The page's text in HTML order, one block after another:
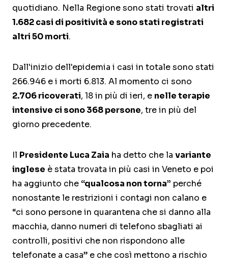
quotidiano. Nella Regione sono stati trovati altri
1.682 casi di positività e sono stati registrati
altri 50 morti.
Dall'inizio dell'epidemia i casi in totale sono stati
266.946 e i morti 6.813. Al momento ci sono
2.706 ricoverati, 18 in più di ieri, e nelle terapie
intensive ci sono 368 persone, tre in più del
giorno precedente.
Il Presidente Luca Zaia ha detto che la variante
inglese è stata trovata in più casi in Veneto e poi
ha aggiunto che“qualcosa non torna” perché
nonostante le restrizioni i contagi non calano e
“ci sono persone in quarantena che si danno alla
macchia, danno numeri di telefono sbagliati ai
controlli, positivi che non rispondono alle
telefonate a casa” e che così mettono a rischio